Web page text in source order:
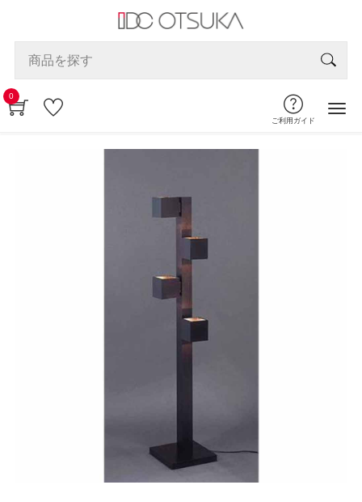
0
ご利用ガイド